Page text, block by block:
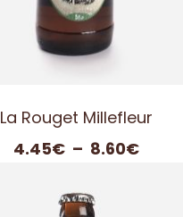
La Rouget Millefleur
4.45€ – 8.60€Plage